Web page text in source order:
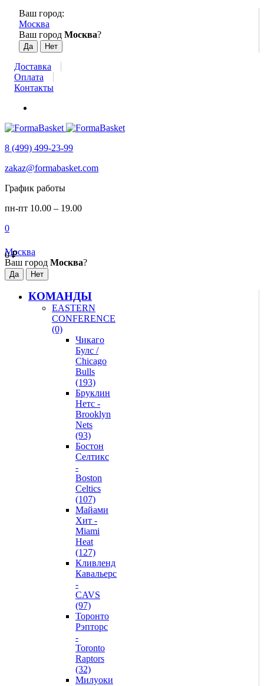
Ваш город:
Москва
Ваш город Москва?
Доставка
Оплата
Контакты
8 (499) 499-23-99
zakaz@formabasket.com
График работы
пн-пт 10.00 – 19.00
0
0₽
Москва
Ваш город Москва?
КОМАНДЫ
EASTERN
CONFERENCE
(0)
Чикаго
Булс /
Chicago
Bulls
(193)
Бруклин
Нетс -
Brooklyn
Nets
(93)
Бостон
Селтикс
-
Boston
Celtics
(107)
Майами
Хит -
Miami
Heat
(127)
Кливленд
Кавальерс
-
CAVS
(97)
Торонто
Рэпторс
-
Toronto
Raptors
(32)
Милуоки